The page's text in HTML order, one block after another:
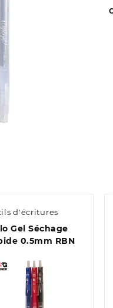
d'écritures
Gel Séchage
0.5mm RBN